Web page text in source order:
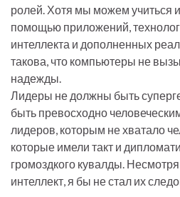
ролей. Хотя мы можем учиться
помощью приложений,
интеллекта и дополненных
такова, что компьютеры не
надежды.
Лидеры не должны быть
быть превосходно
лидеров, которым не хватало
которые имели такт и
громоздкого кувалды.
интеллект, я бы не стал их